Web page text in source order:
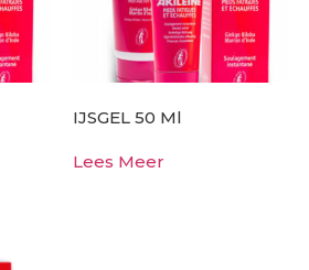
IJSGEL 50 Ml
Lees Meer